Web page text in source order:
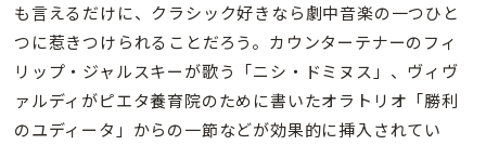
も言えるだけに、クラシック好きなら劇中音楽の一つひと
つに惹きつけられることだろう。カウンターテナーのフィ
リップ・ジャルスキーが歌う「ニシ・ドミヌス」、ヴィヴ
ァルディがピエタ養育院のために書いたオラトリオ「勝利
のユディータ」からの一節などが効果的に挿入されてい